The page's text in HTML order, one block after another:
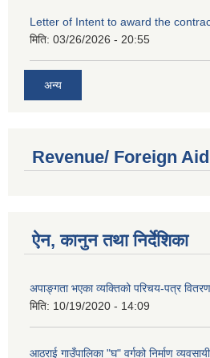
Letter of Intent to award the
मिति: 03/26/2026 - 20:55
अन्य
Revenue/ Foreign Aid
ऐन, कानुन तथा निर्देशिका
अपाङ्गता भएका व्यक्तिको परिचय-पत्र
मिति: 10/19/2020 - 14:09
आठराई गाउँपालिका "घ" वर्गको निर्माण